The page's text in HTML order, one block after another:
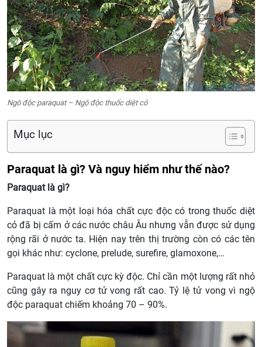
Ngô độc paraquat – Ngộ độc thuốc diệt cỏ
Mục lục
Paraquat là gì? Và nguy hiểm như thế nào?
Paraquat là gì?
Paraquat là một loại hóa chất cực độc có trong thuốc diệt
cỏ đã bị cấm ở các nước châu Âu nhưng vẫn được sử dụng
rộng rãi ở nước ta. Hiện nay trên thị trường còn có các tên
gọi khác như: cyclone, prelude, surefire, glamoxone,…
Paraquat là một chất cực kỳ độc. Chỉ cần một lượng rất nhỏ
cũng gây ra nguy cơ tử vong rất cao. Tỷ lệ tử vong vì ngộ
độc paraquat chiếm khoảng 70 – 90%.